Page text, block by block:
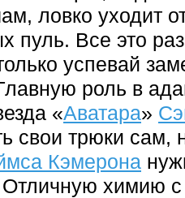
ловко уходит
пуль. Все это
успевай
роль в
«Аватара»
свои трюки сам,
Кэмерона
Отличную химию